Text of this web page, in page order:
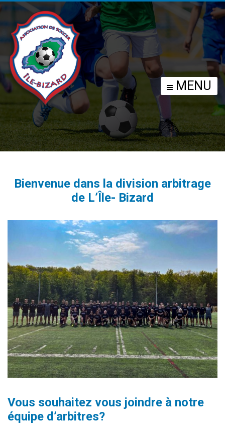
MENU
SECTION ARBITRES
Bienvenue dans la division arbitrage
de L’Île- Bizard
Vous souhaitez vous joindre à notre
équipe d’arbitres?